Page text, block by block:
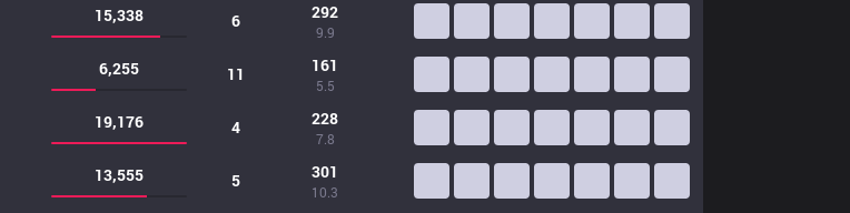
15,338 6 292
9.9
6,255 11 161
5.5
19,176 4 228
7.8
13,555 5 301
10.3